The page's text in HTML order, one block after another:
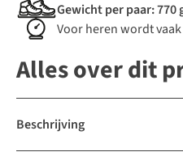
Gewicht per paar: 770
Voor heren wordt vaak
Alles over dit
Beschrijving